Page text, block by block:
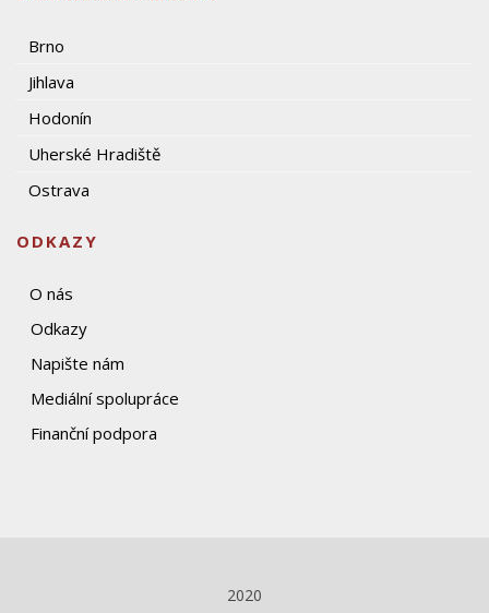
Brno
Jihlava
Hodonín
Uherské Hradiště
Ostrava
ODKAZY
O nás
Odkazy
Napište nám
Mediální spolupráce
Finanční podpora
2020